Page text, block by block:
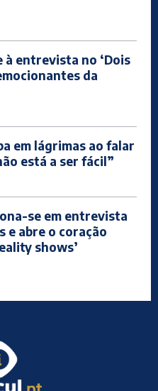
entrevista no ‘Dois
da
em lágrimas ao falar
está a ser fácil”
se em entrevista
e abre o coração
shows’